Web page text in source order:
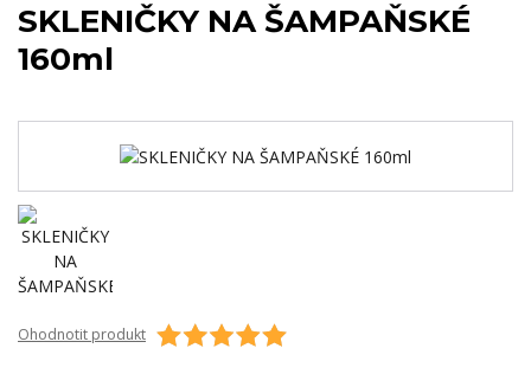
SKLENIČKY NA ŠAMPAŇSKÉ
160ml
Ohodnotit produkt